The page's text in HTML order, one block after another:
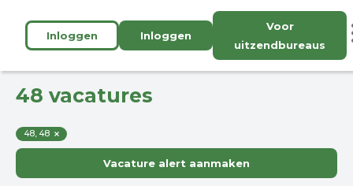
Inloggen Inloggen
Voor
uitzendbureaus
48 vacatures
48, 48
Vacature alert aanmaken